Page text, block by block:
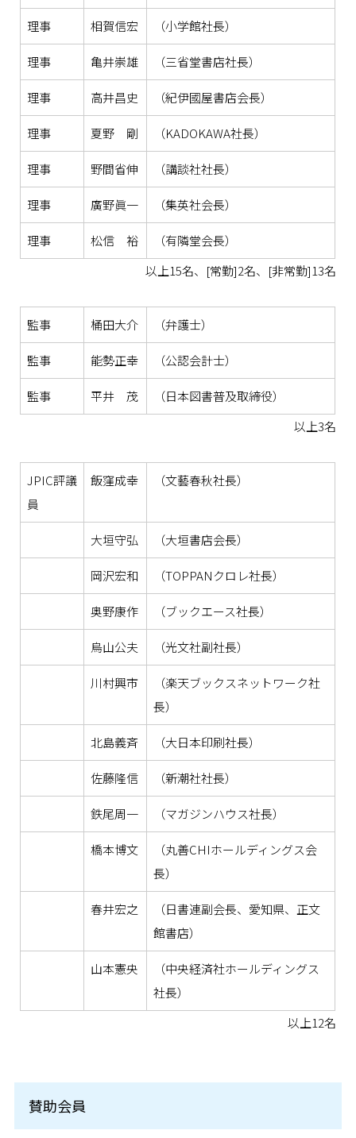
理事 相賀信宏 （小学館社長）
理事 亀井崇雄 （三省堂書店社長）
理事 高井昌史 （紀伊國屋書店会長）
理事 夏野 剛 （KADOKAWA社長）
理事 野間省伸 （講談社社長）
理事 廣野眞一 （集英社会長）
理事 松信 裕
（有隣堂会長）
以上15名、[常勤]2名、[非常勤]13名
監事 桶田大介 （弁護士）
監事 能勢正幸 （公認会計士）
監事 平井 茂
（日本図書普及取締役）
以上3名
JPIC評議
員
飯窪成幸 （文藝春秋社長）
大垣守弘 （大垣書店会長）
岡沢宏和 （TOPPANクロレ社長）
奥野康作 （ブックエース社長）
烏山公夫 （光文社副社長）
川村興市
（楽天ブックスネットワーク社
長）
北島義斉 （大日本印刷社長）
佐藤隆信 （新潮社社長）
鉄尾周一 （マガジンハウス社長）
橋本博文
（丸善CHIホールディングス会
長）
春井宏之
（日書連副会長、愛知県、正文
館書店）
山本憲央
（中央経済社ホールディングス
社長）
以上12名
賛助会員